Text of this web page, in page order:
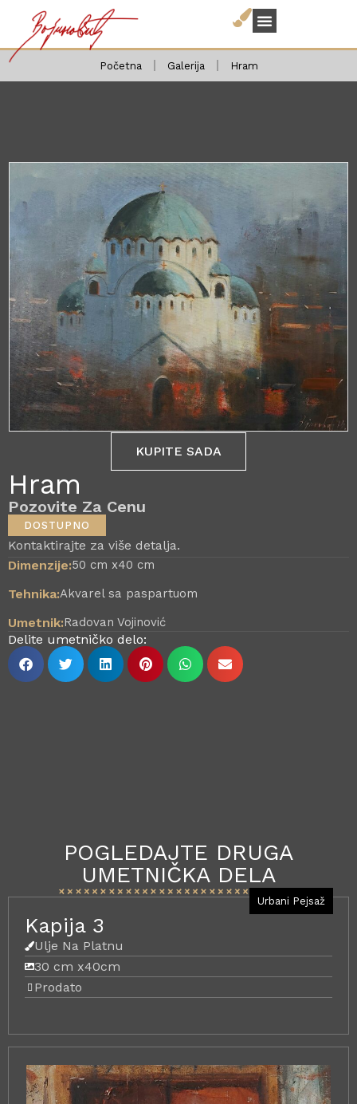
Početna Galerija Hram
KUPITE SADA
Hram
Pozovite Za Cenu
DOSTUPNO
Kontaktirajte za više detalja.
Dimenzije:50 cm x40 cm
Tehnika:Akvarel sa paspartuom
Umetnik:Radovan Vojinović
Delite umetničko delo:
POGLEDAJTE DRUGA
UMETNIČKA DELA
Urbani Pejsaž
Kapija 3
Ulje Na Platnu
30 cm x40cm
Prodato